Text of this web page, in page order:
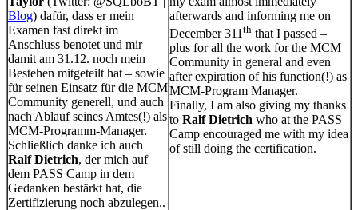
Blog) dafür, dass er mein
Examen fast direkt im
Anschluss benotet und mir
damit am 31.12. noch mein
Bestehen mitgeteilt hat – sowie
für seinen Einsatz für die MCM
Community generell, und auch
nach Ablauf seines Amtes(!) als
MCM-Programm-Manager.
Schließlich danke ich auch
Ralf Dietrich, der mich auf
dem PASS Camp in dem
Gedanken bestärkt hat, die
Zertifizierung noch abzulegen..
afterwards and informing me on
December 311 th that I passed –
plus for all the work for the MCM
Community in general and even
after expiration of his function(!) as
MCM-Program Manager.
Finally, I am also giving my thanks
to Ralf Dietrich who at the PASS
Camp encouraged me with my idea
of still doing the certification.